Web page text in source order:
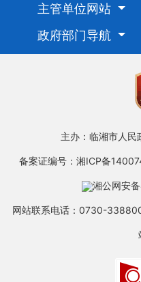
主管单位网站
政府部门导航
主办：临湘市人民
备案证编号：湘ICP备
湘公网安
网站联系电话：0730-